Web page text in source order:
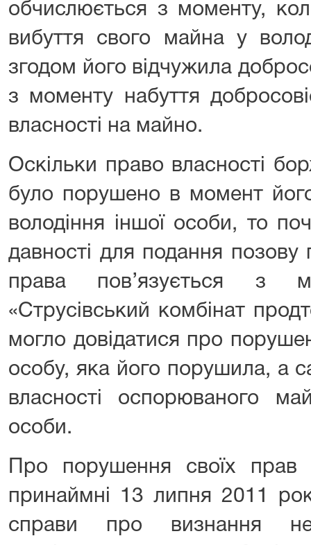
обчислюється з моменту,
вибуття свого майна у
згодом його відчужила
з моменту набуття
власності на майно.
Оскільки право власності
було порушено в момент
володіння іншої особи, то
давності для подання
права пов’язується з
«Струсівський комбінат
могло довідатися про
особу, яка його порушила, а
власності оспорюваного
особи.
Про порушення своїх прав
принаймні 13 липня 2011
справи про визнання